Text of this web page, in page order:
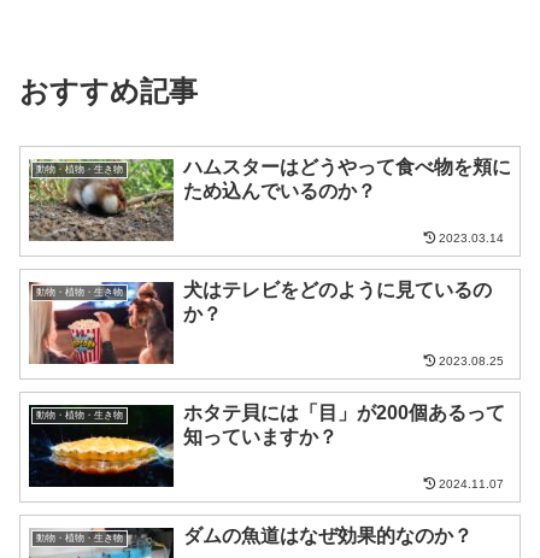
おすすめ記事
動物・植物・生き物
ハムスターはどうやって食べ物を頬に
ため込んでいるのか？
2023.03.14
動物・植物・生き物
犬はテレビをどのように見ているの
か？
2023.08.25
動物・植物・生き物
ホタテ貝には「目」が200個あるって
知っていますか？
2024.11.07
動物・植物・生き物 ダムの魚道はなぜ効果的なのか？